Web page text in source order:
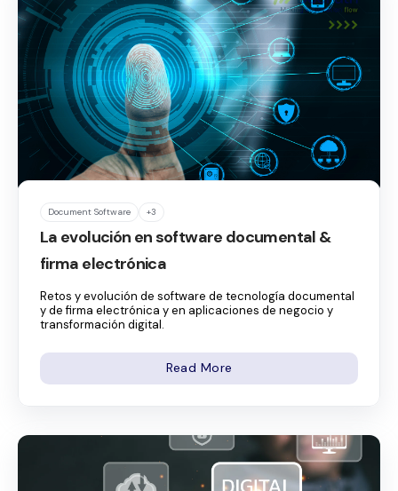
Document Software +3
La evolución en software documental &
firma electrónica
Retos y evolución de software de tecnología documental
y de firma electrónica y en aplicaciones de negocio y
transformación digital.
Read More